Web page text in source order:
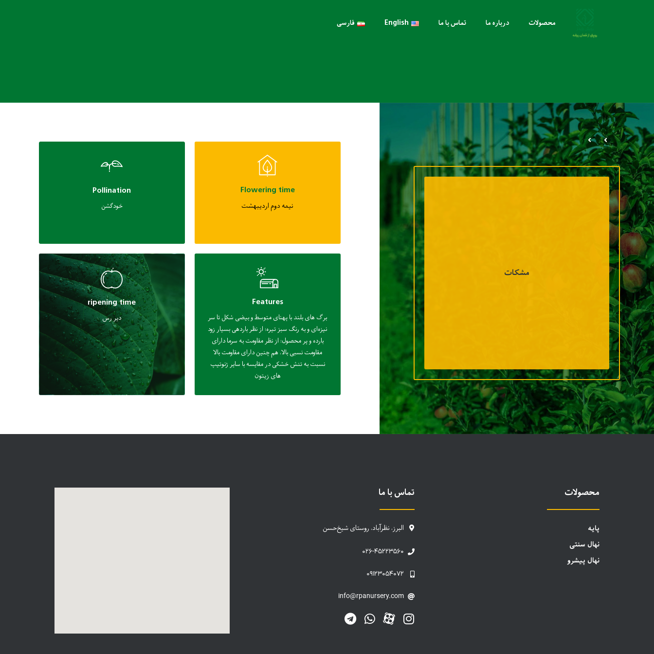
محصولات درباره ما تماس با ما English فارسی
مشکات
Flowering time
نیمه دوم اردیبهشت
Pollination
خودگشن
Features
برگ ‌های بلند با پهنای متوسط و بیضی شکل تا سر
نیزه‌ای و به رنگ سبز تیره؛ از نظر باردهی بسیار زود
بارده و پر محصول؛ از نظر مقاومت به سرما دارای
مقاومت نسبی بالا، هم چنین دارای مقاومت بالا
نسبت به تنش خشکی در مقایسه با سایر ژنوتیپ
های زیتون
ripening time
دیر رس
محصولات
پایه
نهال سنتی
نهال پیشرو
تماس با ما
البرز، نظرآباد، روستای شیخ‌حسن
۰۲۶-۴۵۲۲۳۵۶۰
۰۹۱۲۳۰۵۴۰۷۲
info@rpanursery.com